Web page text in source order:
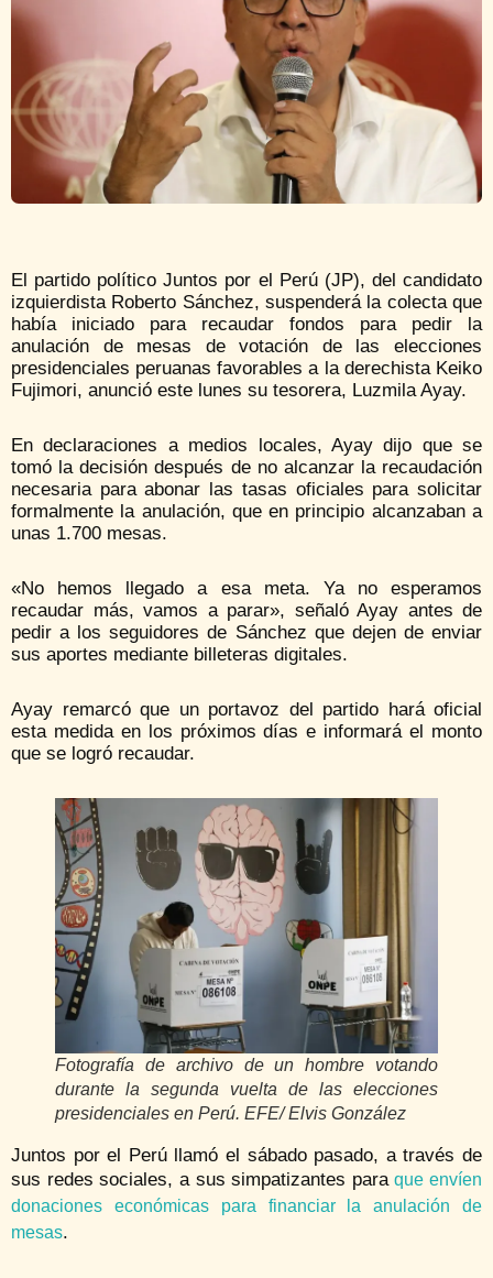
El partido político Juntos por el Perú (JP), del candidato
izquierdista Roberto Sánchez, suspenderá la colecta que
había iniciado para recaudar fondos para pedir la
anulación de mesas de votación de las elecciones
presidenciales peruanas favorables a la derechista Keiko
Fujimori, anunció este lunes su tesorera, Luzmila Ayay.
En declaraciones a medios locales, Ayay dijo que se
tomó la decisión después de no alcanzar la recaudación
necesaria para abonar las tasas oficiales para solicitar
formalmente la anulación, que en principio alcanzaban a
unas 1.700 mesas.
«No hemos llegado a esa meta. Ya no esperamos
recaudar más, vamos a parar», señaló Ayay antes de
pedir a los seguidores de Sánchez que dejen de enviar
sus aportes mediante billeteras digitales.
Ayay remarcó que un portavoz del partido hará oficial
esta medida en los próximos días e informará el monto
que se logró recaudar.
Fotografía de archivo de un hombre votando
durante la segunda vuelta de las elecciones
presidenciales en Perú. EFE/ Elvis González
Juntos por el Perú llamó el sábado pasado, a través de
sus redes sociales, a sus simpatizantes paraque envíen
donaciones económicas para financiar la anulación de
mesas.